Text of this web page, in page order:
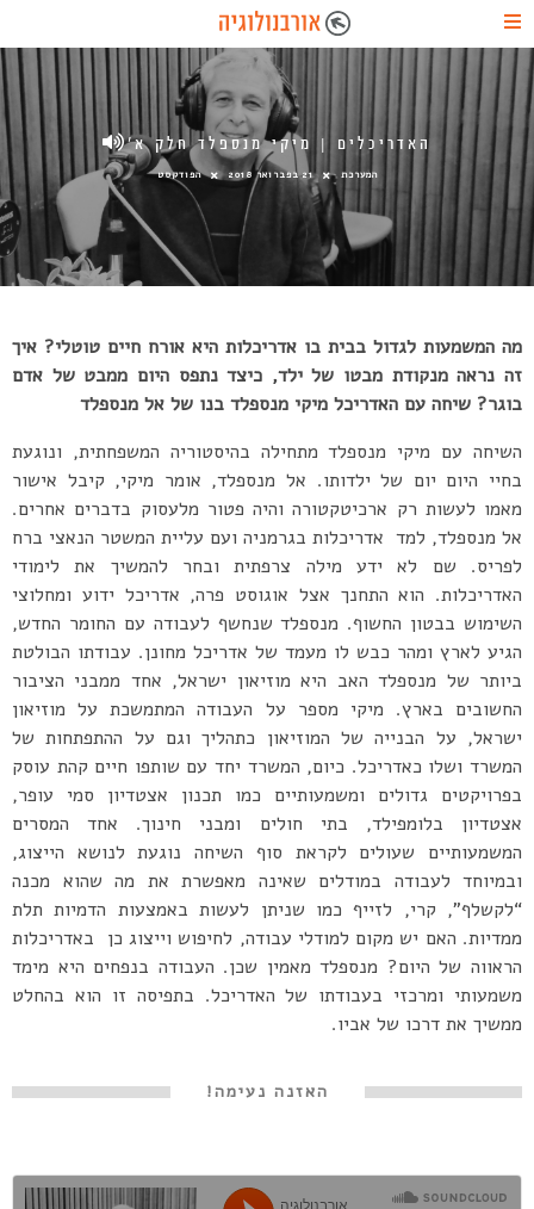
האדריכלים | מיקי מנספלד חלק א’
המערכת 21 בפברואר 2018 הפודקסט
מה המשמעות לגדול בבית בו אדריכלות היא אורח חיים טוטלי? איך
זה נראה מנקודת מבטו של ילד, כיצד נתפס היום ממבט של אדם
בוגר? שיחה עם האדריכל מיקי מנספלד בנו של אל מנספלד
השיחה עם מיקי מנספלד מתחילה בהיסטוריה המשפחתית, ונוגעת
בחיי היום יום של ילדותו. אל מנספלד, אומר מיקי, קיבל אישור
מאמו לעשות רק ארכיטקטורה והיה פטור מלעסוק בדברים אחרים.
אל מנספלד, למד אדריכלות בגרמניה ועם עליית המשטר הנאצי ברח
לפריס. שם לא ידע מילה צרפתית ובחר להמשיך את לימודי
האדריכלות. הוא התחנך אצל אוגוסט פרה, אדריכל ידוע ומחלוצי
השימוש בבטון החשוף. מנספלד שנחשף לעבודה עם החומר החדש,
הגיע לארץ ומהר כבש לו מעמד של אדריכל מחונן. עבודתו הבולטת
ביותר של מנספלד האב היא מוזיאון ישראל, אחד ממבני הציבור
החשובים בארץ. מיקי מספר על העבודה המתמשכת על מוזיאון
ישראל, על הבנייה של המוזיאון כתהליך וגם על ההתפתחות של
המשרד ושלו כאדריכל. כיום, המשרד יחד עם שותפו חיים קהת עוסק
בפרויקטים גדולים ומשמעותיים כמו תכנון אצטדיון סמי עופר,
אצטדיון בלומפילד, בתי חולים ומבני חינוך. אחד המסרים
המשמעותיים שעולים לקראת סוף השיחה נוגעת לנושא הייצוג,
ובמיוחד לעבודה במודלים שאינה מאפשרת את מה שהוא מכנה
“לקשלף”, קרי, לזייף כמו שניתן לעשות באמצעות הדמיות תלת
ממדיות. האם יש מקום למודלי עבודה, לחיפוש וייצוג כן באדריכלות
הראווה של היום? מנספלד מאמין שכן. העבודה בנפחים היא מימד
משמעותי ומרכזי בעבודתו של האדריכל. בתפיסה זו הוא בהחלט
ממשיך את דרכו של אביו.
האזנה נעימה!